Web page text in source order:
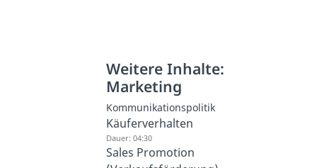
Weitere Inhalte:
Marketing
Kommunikationspolitik
Käuferverhalten
Dauer: 04:30
Sales Promotion